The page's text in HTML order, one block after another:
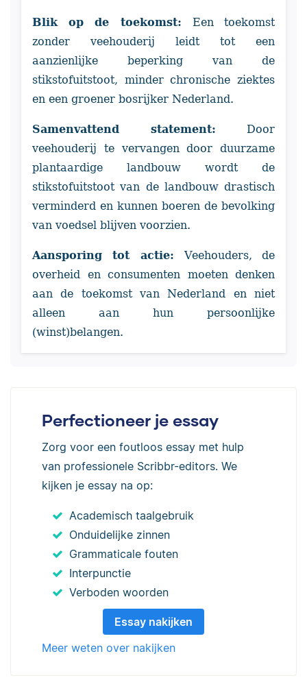
Blik op de toekomst: Een toekomst
zonder veehouderij leidt tot een
aanzienlijke beperking van de
stikstofuitstoot, minder chronische ziektes
en een groener bosrijker Nederland.
Samenvattend statement: Door
veehouderij te vervangen door duurzame
plantaardige landbouw wordt de
stikstofuitstoot van de landbouw drastisch
verminderd en kunnen boeren de bevolking
van voedsel blijven voorzien.
Aansporing tot actie:Veehouders, de
overheid en consumenten moeten denken
aan de toekomst van Nederland en niet
alleen aan hun persoonlijke
(winst)belangen.
Perfectioneer je essay
Zorg voor een foutloos essay met hulp
van professionele Scribbr-editors. We
kijken je essay na op:
Academisch taalgebruik
Onduidelijke zinnen
Grammaticale fouten
Interpunctie
Verboden woorden
Essay nakijken
Meer weten over nakijken